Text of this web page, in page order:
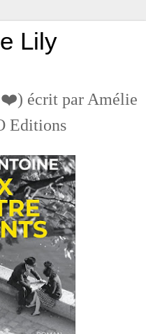
Lily
écrit par Amélie
Editions